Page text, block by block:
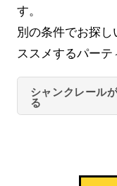
す。
別の条件でお探
ススメするパー
シャンクレール
る